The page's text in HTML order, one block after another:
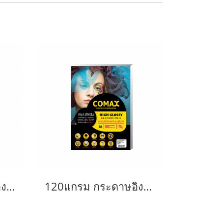
120 แกรม กระดาษอิงค์เจ็ท โคแม็กซ์ มันวาว A4 (50แผ่น/แพ็ค) 120แกรม กระดาษอิงค์เจ็ท โคแม็กซ์ มันวาว A4 (100แผ่น/แพ็ค)